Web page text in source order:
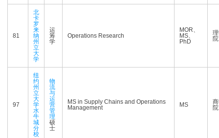
81
北
卡
罗
来
纳
州
立
大
学
运
筹
学
Operations Research
MOR、
MS、
PhD
院
97
纽
约
州
立
大
学
水
牛
城
分
校
物
流
与
运
营
管
理
硕
士
MS in Supply Chains and Operations
Management
MS
院